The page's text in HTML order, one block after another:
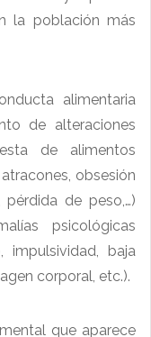
la población más
alimentaria
de alteraciones
de alimentos
obsesión
de peso,…)
psicológicas
impulsividad, baja
corporal, etc.).
que aparece